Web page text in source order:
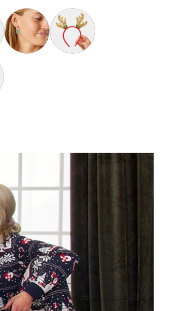
Renos y Nieve
Suave y Gordito para Adultos
Afelpadas Papá Noel con Regalo